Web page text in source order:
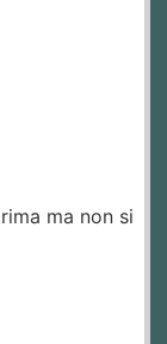
ma non si